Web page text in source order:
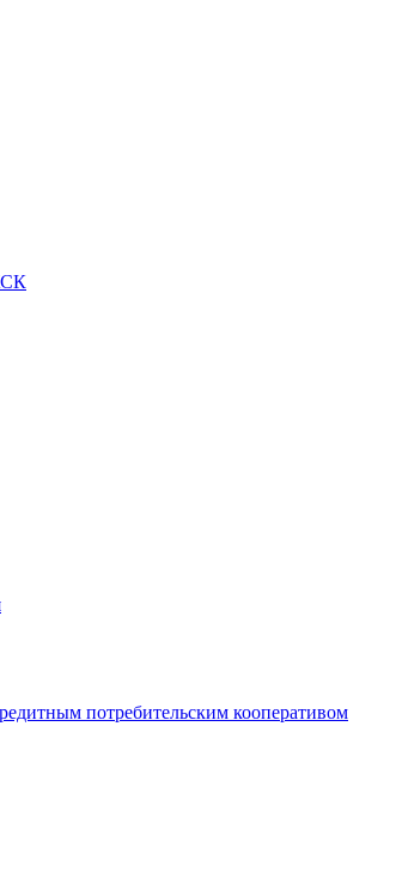
потребительским кооперативом